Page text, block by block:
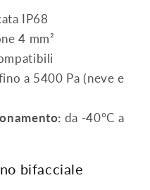
IP68
4 mm²
a 5400 Pa (neve e
da -40°C a
bifacciale